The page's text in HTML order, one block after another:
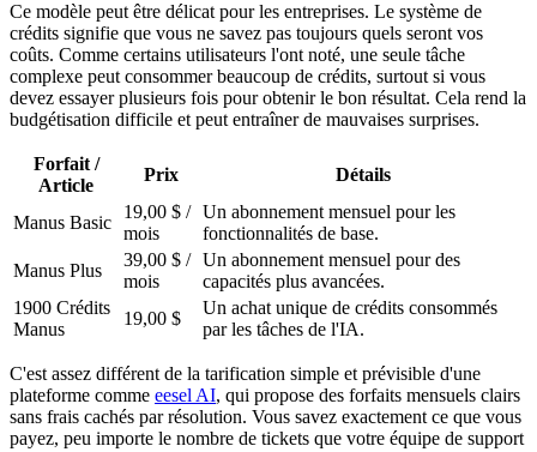
Ce modèle peut être délicat pour les entreprises. Le système de
crédits signifie que vous ne savez pas toujours quels seront vos
coûts. Comme certains utilisateurs l'ont noté, une seule tâche
complexe peut consommer beaucoup de crédits, surtout si vous
devez essayer plusieurs fois pour obtenir le bon résultat. Cela rend la
budgétisation difficile et peut entraîner de mauvaises surprises.
Forfait /
Article
Prix Détails
Manus Basic
19,00 $ /
mois
Un abonnement mensuel pour les
fonctionnalités de base.
Manus Plus
39,00 $ /
mois
Un abonnement mensuel pour des
capacités plus avancées.
1900 Crédits
Manus
19,00 $
Un achat unique de crédits consommés
par les tâches de l'IA.
C'est assez différent de la tarification simple et prévisible d'une
plateforme comme eesel AI, qui propose des forfaits mensuels clairs
sans frais cachés par résolution. Vous savez exactement ce que vous
payez, peu importe le nombre de tickets que votre équipe de support